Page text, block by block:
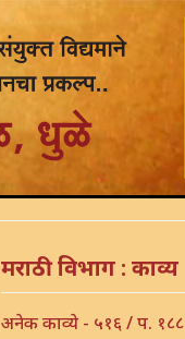
मराठी विभाग : काव्य
अनेक काव्ये - ५१६ / प. १८८